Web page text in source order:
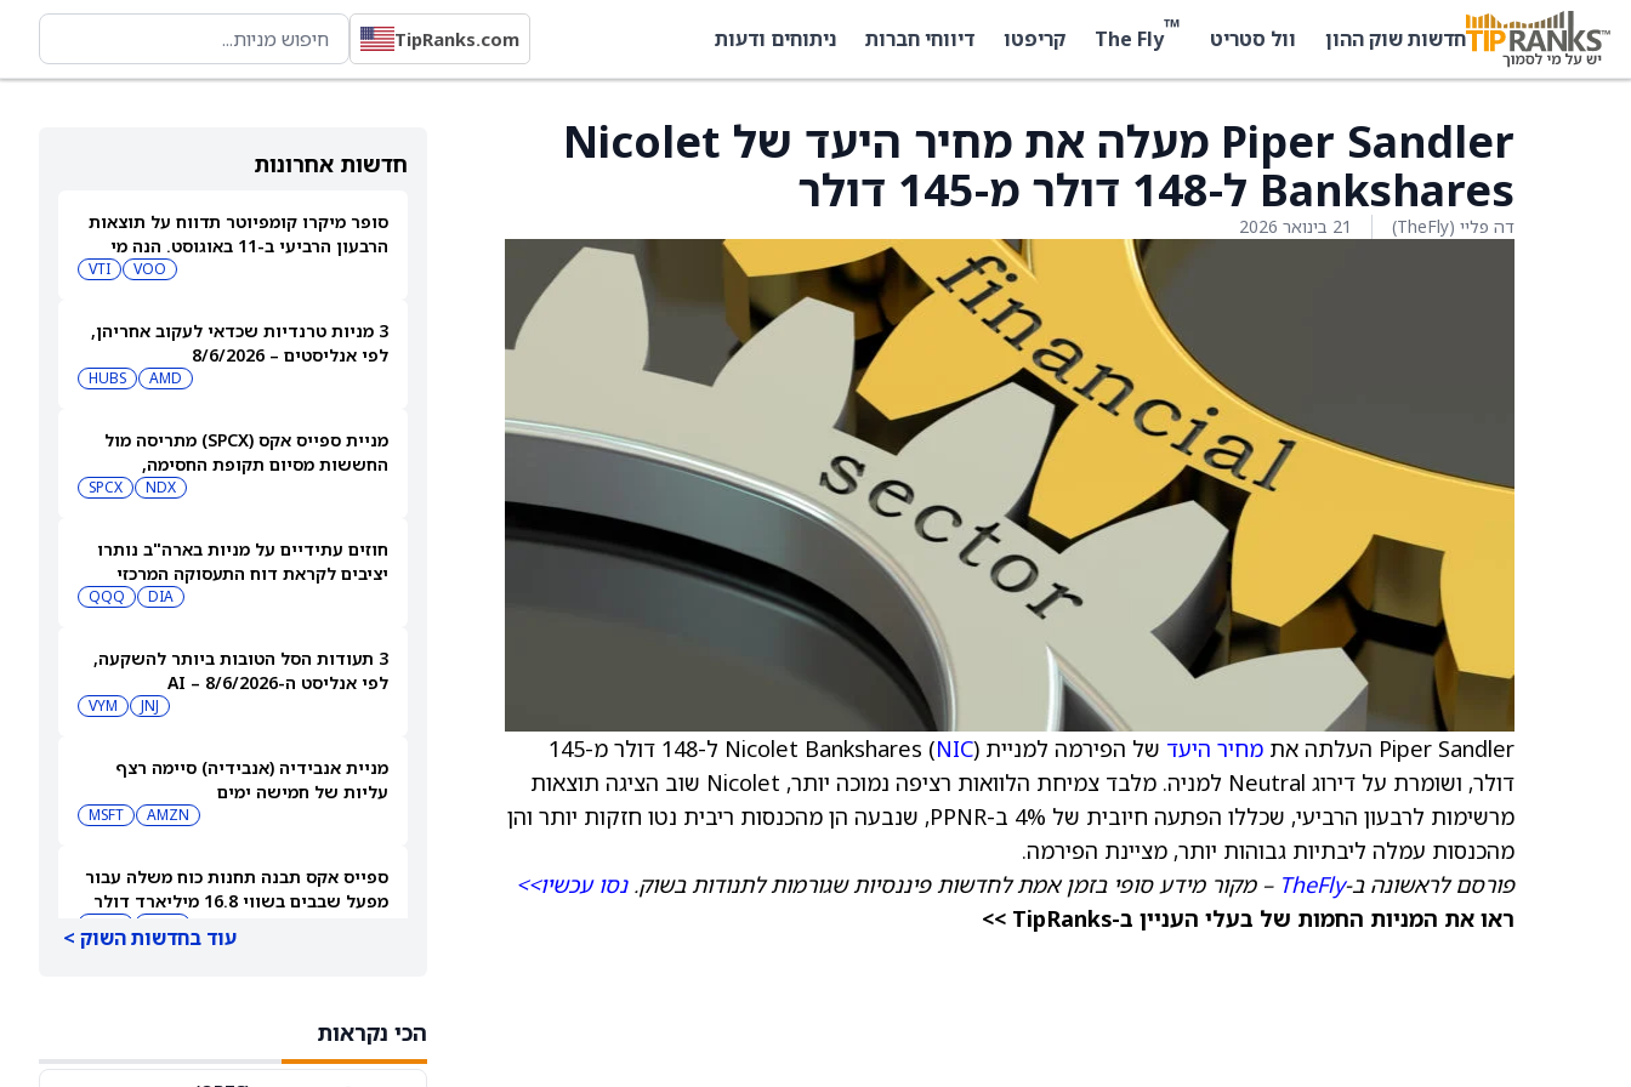
חדשות שוק ההון וול סטריט ™
The Fly קריפטו דיווחי חברות ניתוחים ודעות TipRanks.com
חדשות אחרונות
סופר מיקרו קומפיוטר תדווח על תוצאות
הרבעון הרביעי ב-11 באוגוסט. הנה מי
VOO
VTI
3 מניות טרנדיות שכדאי לעקוב אחריהן,
לפי אנליסטים – 8/6/2026
AMD
HUBS
מניית ספייס אקס (SPCX) מתריסה מול
החששות מסיום תקופת החסימה,
NDX
SPCX
חוזים עתידיים על מניות בארה"ב נותרו
יציבים לקראת דוח התעסוקה המרכזי
DIA
QQQ
3 תעודות הסל הטובות ביותר להשקעה,
לפי אנליסט ה-AI – 8/6/2026
JNJ
VYM
מניית אנבידיה (אנבידיה) סיימה רצף
עליות של חמישה ימים
AMZN
MSFT
ספייס אקס תבנה תחנות כוח משלה עבור
מפעל שבבים בשווי 16.8 מיליארד דולר
מהלך ה-AI inference שלה
עוד בחדשות השוק >
הכי נקראות
Piper Sandler מעלה את מחיר היעד של Nicolet
Bankshares ל-148 דולר מ-145 דולר
דה פליי (TheFly) 21 בינואר 2026
Piper Sandler העלתה את מחיר היעד של הפירמה למניית Nicolet Bankshares ( NIC
) ל-148 דולר מ-145
דולר, ושומרת על דירוג Neutral למניה. מלבד צמיחת הלוואות רציפה נמוכה יותר, Nicolet שוב הציגה תוצאות
מרשימות לרבעון הרביעי, שכללו הפתעה חיובית של 4% ב-PPNR, שנבעה הן מהכנסות ריבית נטו חזקות יותר והן
מהכנסות עמלה ליבתיות גבוהות יותר, מציינת הפירמה.
פורסם לראשונה ב-TheFly – מקור מידע סופי בזמן אמת לחדשות פיננסיות שגורמות לתנודות בשוק.נסו עכשיו>>
ראו את המניות החמות של בעלי העניין ב-TipRanks >>